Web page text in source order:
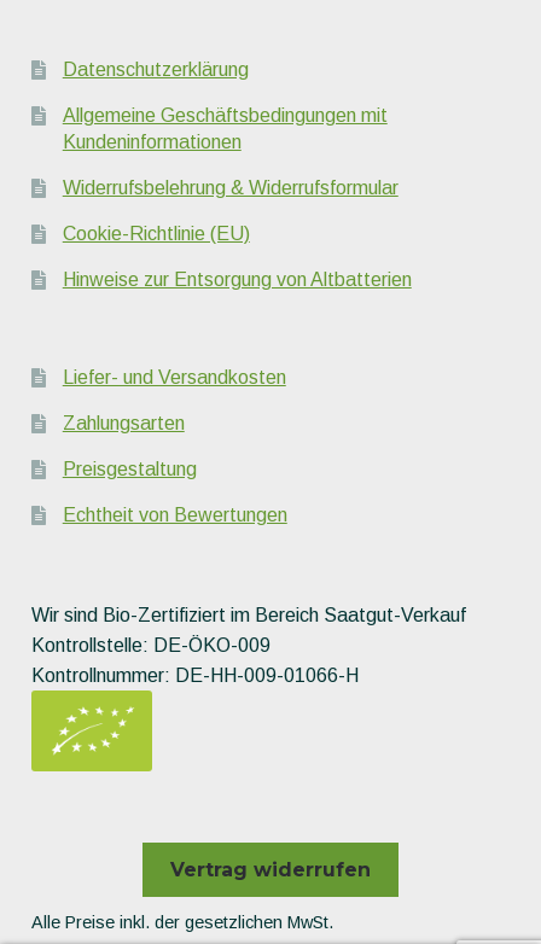
Datenschutzerklärung
Allgemeine Geschäftsbedingungen mit
Kundeninformationen
Widerrufsbelehrung & Widerrufsformular
Cookie-Richtlinie (EU)
Hinweise zur Entsorgung von Altbatterien
Liefer- und Versandkosten
Zahlungsarten
Preisgestaltung
Echtheit von Bewertungen
Wir sind Bio-Zertifiziert im Bereich Saatgut-Verkauf
Kontrollstelle: DE-ÖKO-009
Kontrollnummer: DE-HH-009-01066-H
Vertrag widerrufen
Alle Preise inkl. der gesetzlichen MwSt.